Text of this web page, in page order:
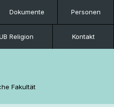
Dokumente Personen
Religion Kontakt
Fakultät